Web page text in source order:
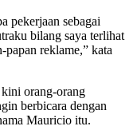
pekerjaan sebagai
bilang saya terlihat
reklame,” kata
orang-orang
berbicara dengan
Mauricio itu.